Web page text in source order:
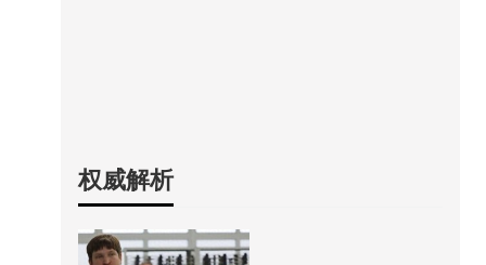
权威解析